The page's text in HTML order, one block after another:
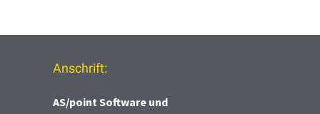
Anschrift:
AS/point Software und